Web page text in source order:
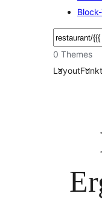
Suchen
0 Themes
Layout